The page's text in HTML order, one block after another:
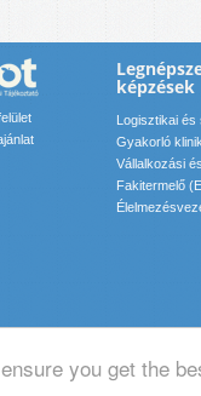
you get the
képzések
Logisztikai
Gyakorló
Vállalkozási
Fakitermelő
Oktatási